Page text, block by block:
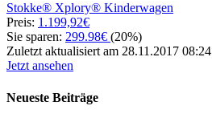
Stokke® Xplory® Kinderwagen
Preis: 1.199,92€
Sie sparen: 299.98€ (20%)
Zuletzt aktualisiert am 28.11.2017 08:24
Jetzt ansehen
Neueste Beiträge